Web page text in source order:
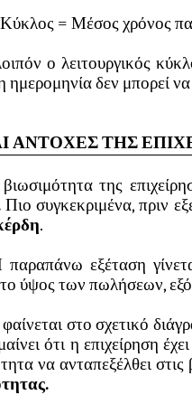
Κύκλος = Μέσος χρόνος
κύκλος
ημερομηνία δεν μπορεί
ΑΝΤΟΧΕΣ ΤΗΣ
της επιχείρησης
Πιο συγκεκριμένα, πριν
.
εξέταση
ύψος των πωλήσεων,
στο σχετικό
ότι η επιχείρηση
να ανταπεξέλθει